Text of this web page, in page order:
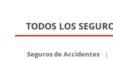
TODOS LOS
Seguros de Accidentes